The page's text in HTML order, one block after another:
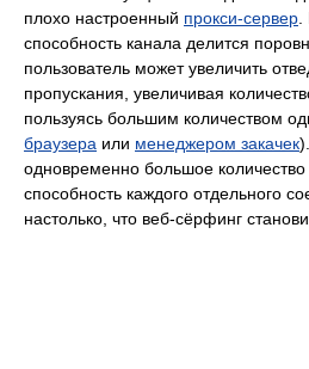
плохо настроенный прокси-сервер
способность канала делится
пользователь может увеличить
пропускания, увеличивая
пользуясь большим количеством
браузера или менеджером закачек
одновременно большое количество
способность каждого отдельного
настолько, что веб-сёрфинг